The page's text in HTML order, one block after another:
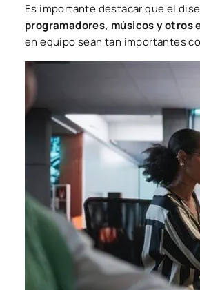
Es importante destacar que el
programadores, músicos y otros
en equipo sean tan importantes